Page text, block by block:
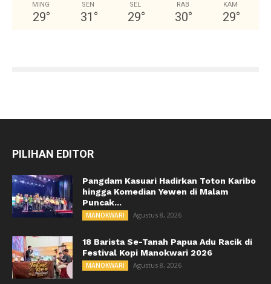
MING
29°
SEN
31 °
SEL
29°
RAB
30°
KAM
29°
PILIHAN EDITOR
Pangdam Kasuari Hadirkan Toton Karibo
hingga Komedian Yewen di Malam
Puncak...
MANOKWARI Agustus 8, 2026
18 Barista Se-Tanah Papua Adu Racik di
Festival Kopi Manokwari 2026
MANOKWARI Agustus 8, 2026